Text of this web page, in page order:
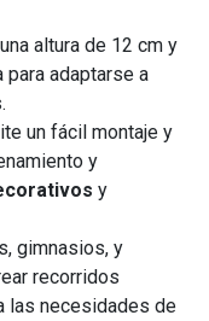
altura de 12 cm y
para adaptarse a
un fácil montaje y
y
y
gimnasios, y
recorridos
las necesidades de